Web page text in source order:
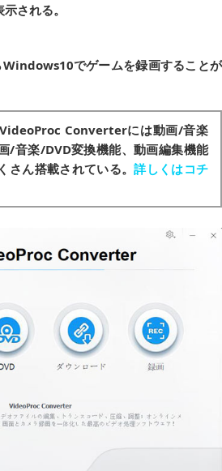
示される。
でゲームを録画することが
Converterには動画/音楽
/音楽/DVD変換機能、動画編集機能
さん搭載されている。詳しくはコチ